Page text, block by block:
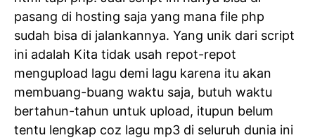
pasang di hosting saja yang mana file php
sudah bisa di jalankannya. Yang unik dari script
ini adalah Kita tidak usah repot-repot
mengupload lagu demi lagu karena itu akan
membuang-buang waktu saja, butuh waktu
bertahun-tahun untuk upload, itupun belum
tentu lengkap coz lagu mp3 di seluruh dunia ini